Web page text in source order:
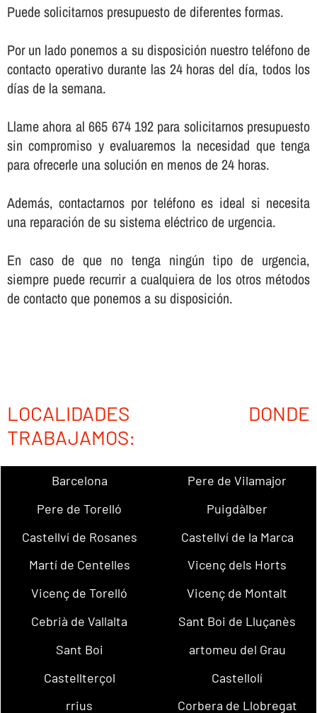
Puede solicitarnos presupuesto de diferentes formas.
Por un lado ponemos a su disposición nuestro teléfono de
contacto operativo durante las 24 horas del dí­a, todos los
dí­as de la semana.
Llame ahora al 665 674 192 para solicitarnos presupuesto
sin compromiso y evaluaremos la necesidad que tenga
para ofrecerle una solución en menos de 24 horas.
Además, contactarnos por teléfono es ideal si necesita
una reparación de su sistema eléctrico de urgencia.
En caso de que no tenga ningún tipo de urgencia,
siempre puede recurrir a cualquiera de los otros métodos
de contacto que ponemos a su disposición.
LOCALIDADES DONDE
TRABAJAMOS:
Barcelona
Pere de Vilamajor
Pere de Torelló
Puigdàlber
Castellví de Rosanes
Castellví de la Marca
Martí de Centelles
Vicenç dels Horts
Vicenç de Torelló
Vicenç de Montalt
Cebrià de Vallalta
Sant Boi de Lluçanès
Sant Boi
artomeu del Grau
Castellterçol
Castellolí
rrius
Corbera de Llobregat